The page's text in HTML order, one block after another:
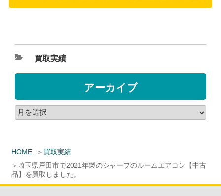
HOME
買取実績
埼玉県戸田市で2021年製のシャープのルームエアコン【中古
品】を買取しました。
買取実績
アーカイブ